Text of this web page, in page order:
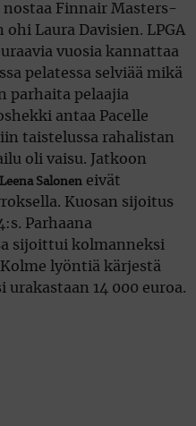
Finnair Masters-
Laura Davisien. LPGA
vuosia kannattaa
pelatessa selviää mikä
parhaita pelaajia
antaa Pacelle
taistelussa rahalistan
oli vaisu. Jatkoon
Salonen eivät
Kuosan sijoitus
Parhaana
sijoittui kolmanneksi
Kolme lyöntiä kärjestä
14 000 euroa.